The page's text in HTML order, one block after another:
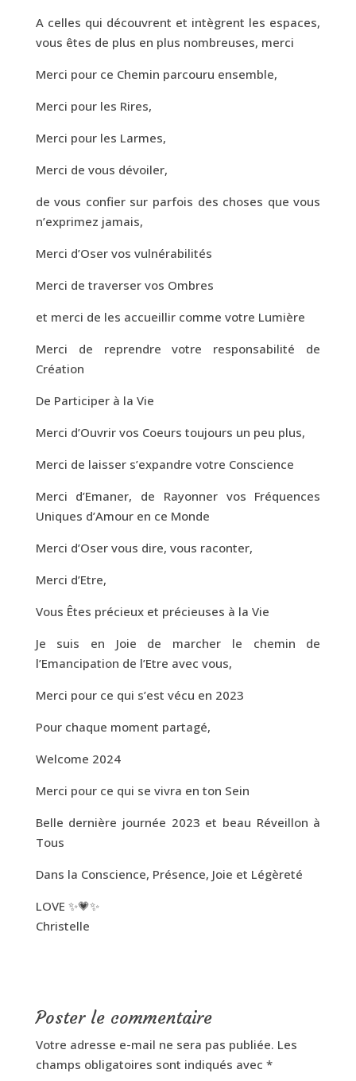
A celles qui découvrent et intègrent les espaces,
vous êtes de plus en plus nombreuses, merci
Merci pour ce Chemin parcouru ensemble,
Merci pour les Rires,
Merci pour les Larmes,
Merci de vous dévoiler,
de vous confier sur parfois des choses que vous
n’exprimez jamais,
Merci d’Oser vos vulnérabilités
Merci de traverser vos Ombres
et merci de les accueillir comme votre Lumière
Merci de reprendre votre responsabilité de
Création
De Participer à la Vie
Merci d’Ouvrir vos Coeurs toujours un peu plus,
Merci de laisser s’expandre votre Conscience
Merci d’Emaner, de Rayonner vos Fréquences
Uniques d’Amour en ce Monde
Merci d’Oser vous dire, vous raconter,
Merci d’Etre,
Vous Êtes précieux et précieuses à la Vie
Je suis en Joie de marcher le chemin de
l’Emancipation de l’Etre avec vous,
Merci pour ce qui s’est vécu en 2023
Pour chaque moment partagé,
Welcome 2024
Merci pour ce qui se vivra en ton Sein
Belle dernière journée 2023 et beau Réveillon à
Tous
Dans la Conscience, Présence, Joie et Légèreté
LOVE ✨💗✨
Christelle
Poster le commentaire
Votre adresse e-mail ne sera pas publiée. Les
champs obligatoires sont indiqués avec *